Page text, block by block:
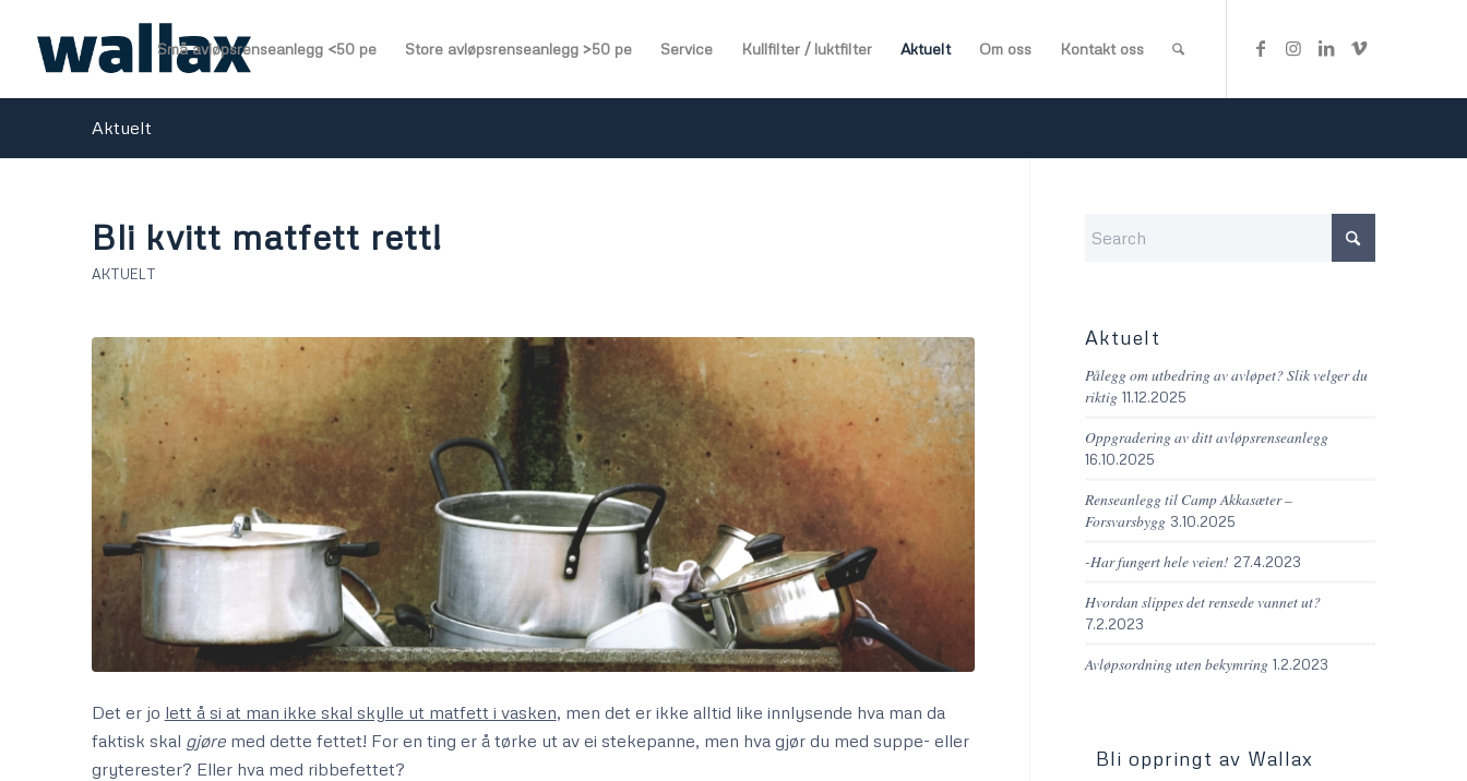
Små avløpsrenseanlegg <50 pe Store avløpsrenseanlegg >50 pe Service Kullfilter / luktfilter Aktuelt Om oss Kontakt oss
Aktuelt
Bli kvitt matfett rett!
AKTUELT
Det er jo lett å si at man ikke skal skylle ut matfett i vasken, men det er ikke alltid like innlysende hva man da
faktisk skal gjøremed dette fettet! For en ting er å tørke ut av ei stekepanne, men hva gjør du med suppe- eller
gryterester? Eller hva med ribbefettet?
Aktuelt
Pålegg om utbedring av avløpet? Slik velger du
riktig 11.12.2025
Oppgradering av ditt avløpsrenseanlegg
16.10.2025
Renseanlegg til Camp Akkasæter –
Forsvarsbygg 3.10.2025
-Har fungert hele veien! 27.4.2023
Hvordan slippes det rensede vannet ut?
7.2.2023
Avløpsordning uten bekymring 1.2.2023
Bli oppringt av Wallax